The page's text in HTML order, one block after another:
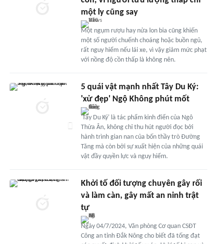
một ly cũng say
Một ngụm rượu hay nửa lon bia cũng khiến
một số người chuếnh choáng hoặc buồn ngủ,
rất nguy hiểm nếu lái xe, vì vậy giảm mức phạt
với nồng độ cồn thấp là không nên.
5 quái vật mạnh nhất Tây Du Ký:
'xử đẹp' Ngộ Không phút mốt
'Tây Du Ký' là tác phẩm kinh điển của Ngô
Thừa Ân, không chỉ thu hút người đọc bởi
hành trình gian nan của bốn thầy trò Đường
Tăng mà còn bởi sự xuất hiện của những quái
vật đầy quyền lực và nguy hiểm.
Khởi tố đối tượng chuyên gây rối
và làm càn, gây mất an ninh trật
tự
Ngày 04/7/2024, Văn phòng Cơ quan CSĐT
Công an tỉnh Đắk Nông cho biết đã tống đạt